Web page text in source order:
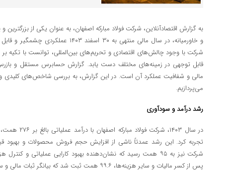
به گزارش اقتصادآنلاین، شرکت فولاد مبارکه اصفهان، به عنوان یکی از بزرگترین و
و خاورمیانه، در سال مالی منتهی به ۳۰ اسفند ۱۴۰۳ عملکردی چشمگیر و
شرکت با وجود چالش‌های اقتصادی و تحریم‌های بین‌المللی، توانست با تکیه
قابل توجهی در زمینه‌های مختلف دست یابد. گزارش حسابرس مستقل و
مالی و شفافیت عملکرد آن است. در این گزارش، به بررسی شاخص‌های کلیدی و
می‌پردازیم.
رشد درآمد و سودآوری
در سال ۱۴۰۳، شرکت فولاد مبارکه اصفهان با درآمد عملیاتی بالغ بر ۲۷۶ همت،
تجربه کرد. این رشد عمدتاً ناشی از افزایش حجم فروش محصولات و بهبود
شرکت نیز به ۹۵ همت رسید که نشان‌دهنده بهبود کارایی عملیاتی و
پس از کسر مالیات و سایر هزینه‌ها، ۹۹.۶ همت ثبت شد که بیانگر ثبات مالی و